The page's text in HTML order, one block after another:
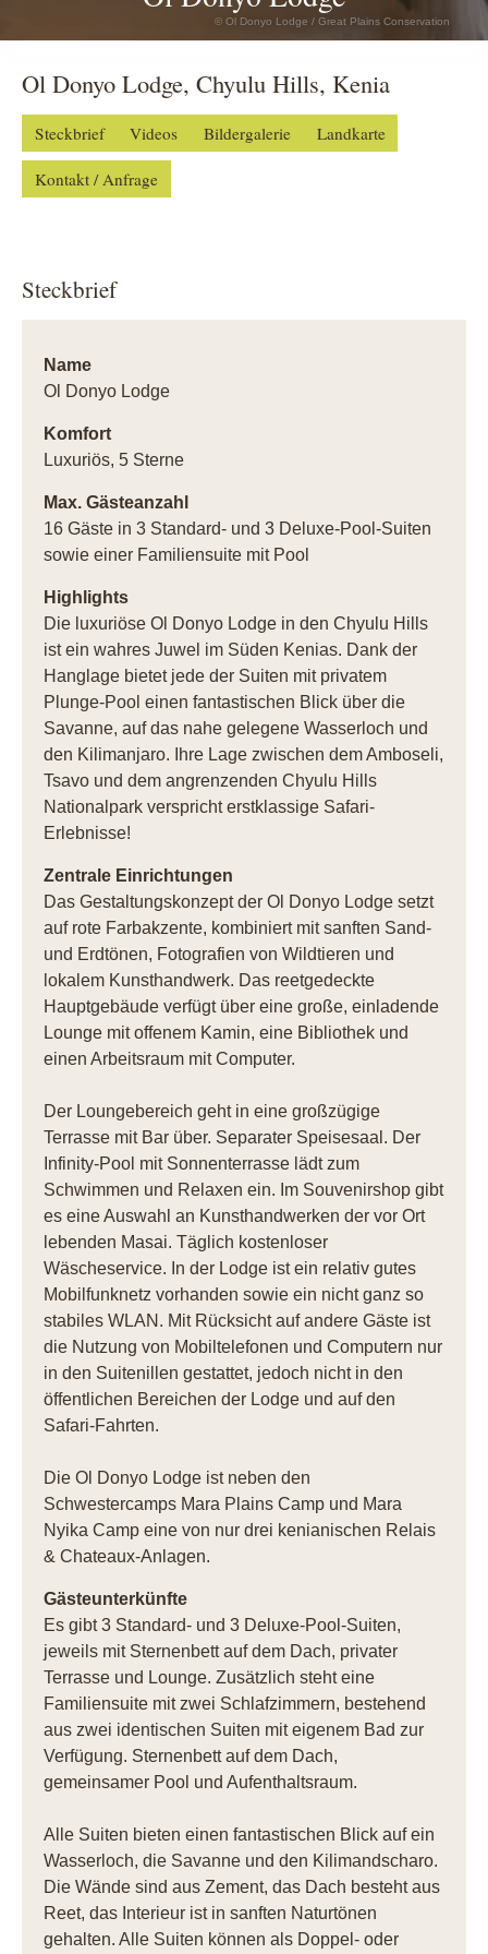
© Ol Donyo Lodge / Great Plains Conservation
Ol Donyo Lodge, Chyulu Hills, Kenia
Steckbrief Videos Bildergalerie Landkarte
Kontakt / Anfrage
Steckbrief
Name
Ol Donyo Lodge
Komfort
Luxuriös, 5 Sterne
Max. Gästeanzahl
16 Gäste in 3 Standard- und 3 Deluxe-Pool-Suiten
sowie einer Familiensuite mit Pool
Highlights
Die luxuriöse Ol Donyo Lodge in den Chyulu Hills
ist ein wahres Juwel im Süden Kenias. Dank der
Hanglage bietet jede der Suiten mit privatem
Plunge-Pool einen fantastischen Blick über die
Savanne, auf das nahe gelegene Wasserloch und
den Kilimanjaro. Ihre Lage zwischen dem Amboseli,
Tsavo und dem angrenzenden Chyulu Hills
Nationalpark verspricht erstklassige Safari-
Erlebnisse!
Zentrale Einrichtungen
Das Gestaltungskonzept der Ol Donyo Lodge setzt
auf rote Farbakzente, kombiniert mit sanften Sand-
und Erdtönen, Fotografien von Wildtieren und
lokalem Kunsthandwerk. Das reetgedeckte
Hauptgebäude verfügt über eine große, einladende
Lounge mit offenem Kamin, eine Bibliothek und
einen Arbeitsraum mit Computer.
Der Loungebereich geht in eine großzügige
Terrasse mit Bar über. Separater Speisesaal. Der
Infinity-Pool mit Sonnenterrasse lädt zum
Schwimmen und Relaxen ein. Im Souvenirshop gibt
es eine Auswahl an Kunsthandwerken der vor Ort
lebenden Masai. Täglich kostenloser
Wäscheservice. In der Lodge ist ein relativ gutes
Mobilfunknetz vorhanden sowie ein nicht ganz so
stabiles WLAN. Mit Rücksicht auf andere Gäste ist
die Nutzung von Mobiltelefonen und Computern nur
in den Suitenillen gestattet, jedoch nicht in den
öffentlichen Bereichen der Lodge und auf den
Safari-Fahrten.
Die Ol Donyo Lodge ist neben den
Schwestercamps Mara Plains Camp und Mara
Nyika Camp eine von nur drei kenianischen Relais
& Chateaux-Anlagen.
Gästeunterkünfte
Es gibt 3 Standard- und 3 Deluxe-Pool-Suiten,
jeweils mit Sternenbett auf dem Dach, privater
Terrasse und Lounge. Zusätzlich steht eine
Familiensuite mit zwei Schlafzimmern, bestehend
aus zwei identischen Suiten mit eigenem Bad zur
Verfügung. Sternenbett auf dem Dach,
gemeinsamer Pool und Aufenthaltsraum.
Alle Suiten bieten einen fantastischen Blick auf ein
Wasserloch, die Savanne und den Kilimandscharo.
Die Wände sind aus Zement, das Dach besteht aus
Reet, das Interieur ist in sanften Naturtönen
gehalten. Alle Suiten können als Doppel- oder